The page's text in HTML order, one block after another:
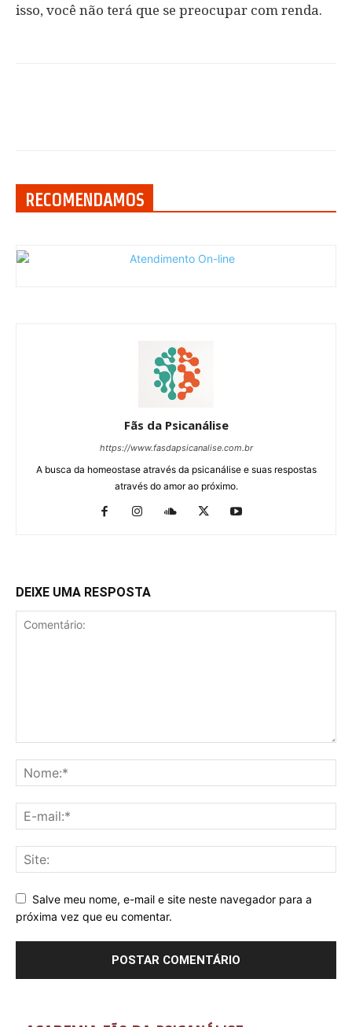
isso, você não terá que se preocupar com renda.
RECOMENDAMOS
Fãs da Psicanálise
https://www.fasdapsicanalise.com.br
A busca da homeostase através da psicanálise e suas respostas
através do amor ao próximo.
DEIXE UMA RESPOSTA
Salve meu nome, e-mail e site neste navegador para a
próxima vez que eu comentar.